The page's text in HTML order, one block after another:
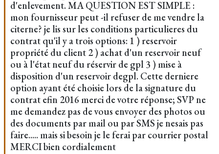
d'enlevement. MA QUESTION EST SIMPLE :
mon fournisseur peut -il refuser de me vendre la
citerne? je lis sur les conditions particulieres du
contrat qu'il y a trois options: 1 ) reservoir
propriété du client 2 ) achat d'un reservoir neuf
ou à l'état neuf du réservir de gpl 3 ) mise à
disposition d'un reservoir degpl. Cette derniere
option ayant été choisie lors de la signature du
contrat efin 2016 merci de votre réponse; SVP ne
me demandez pas de vous envoyer des photos ou
des documents par mail ou par SMS je nesais pas
faire..... mais si besoin je le ferai par courrier postal
MERCI bien cordialement